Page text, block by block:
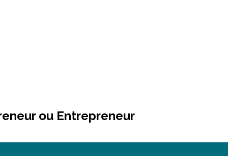
ou Entrepreneur